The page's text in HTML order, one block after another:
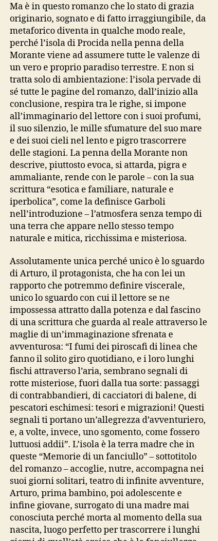
Ma è in questo romanzo che lo stato di grazia
originario, sognato e di fatto irraggiungibile, da
metaforico diventa in qualche modo reale,
perché l’isola di Procida nella penna della
Morante viene ad assumere tutte le valenze di
un vero e proprio paradiso terrestre. E non si
tratta solo di ambientazione: l’isola pervade di
sé tutte le pagine del romanzo, dall’inizio alla
conclusione, respira tra le righe, si impone
all’immaginario del lettore con i suoi profumi,
il suo silenzio, le mille sfumature del suo mare
e dei suoi cieli nel lento e pigro trascorrere
delle stagioni. La penna della Morante non
descrive, piuttosto evoca, si attarda, pigra e
ammaliante, rende con le parole – con la sua
scrittura “esotica e familiare, naturale e
iperbolica”, come la definisce Garboli
nell’introduzione – l’atmosfera senza tempo di
una terra che appare nello stesso tempo
naturale e mitica, ricchissima e misteriosa.
Assolutamente unica perché unico è lo sguardo
di Arturo, il protagonista, che ha con lei un
rapporto che potremmo definire viscerale,
unico lo sguardo con cui il lettore se ne
impossessa attratto dalla potenza e dal fascino
di una scrittura che guarda al reale attraverso le
maglie di un’immaginazione sfrenata e
avventurosa: “I fumi dei piroscafi di linea che
fanno il solito giro quotidiano, e i loro lunghi
fischi attraverso l’aria, sembrano segnali di
rotte misteriose, fuori dalla tua sorte: passaggi
di contrabbandieri, di cacciatori di balene, di
pescatori eschimesi: tesori e migrazioni! Questi
segnali ti portano un’allegrezza d’avventuriero,
e, a volte, invece, uno sgomento, come fossero
luttuosi addii”. L’isola è la terra madre che in
queste “Memorie di un fanciullo” – sottotitolo
del romanzo – accoglie, nutre, accompagna nei
suoi giorni solitari, teatro di infinite avventure,
Arturo, prima bambino, poi adolescente e
infine giovane, surrogato di una madre mai
conosciuta perché morta al momento della sua
nascita, luogo perfetto per trascorrere i lunghi